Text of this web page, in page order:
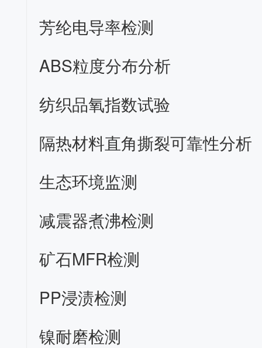
芳纶电导率检测
ABS粒度分布分析
纺织品氧指数试验
隔热材料直角撕裂可靠性分析
生态环境监测
减震器煮沸检测
矿石MFR检测
PP浸渍检测
镍耐磨检测